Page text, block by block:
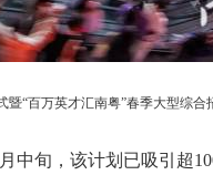
“百万英才汇南粤”春季大型综合
旬，该计划已吸引超